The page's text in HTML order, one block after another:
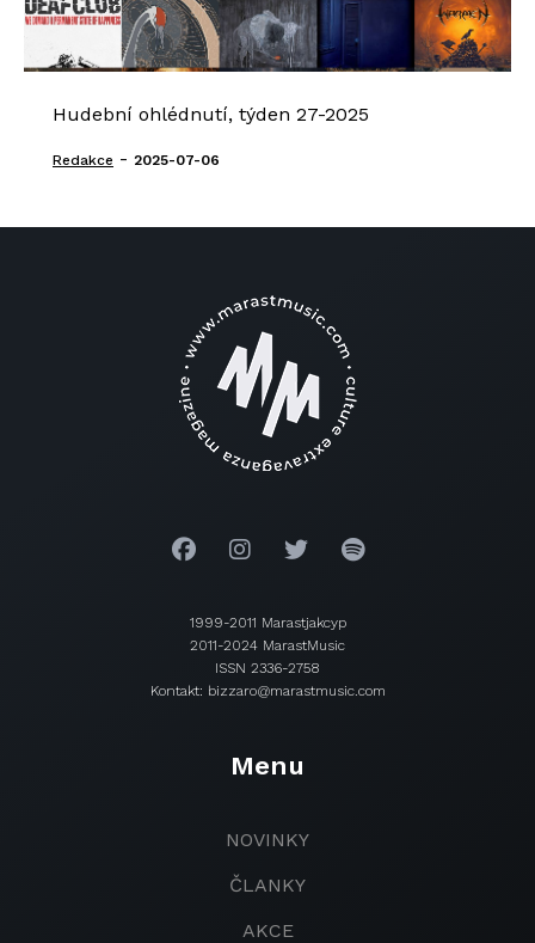
Hudební ohlédnutí, týden 27-2025
Redakce - 2025-07-06
1999-2011 Marastjakcyp
2011-2024 MarastMusic
ISSN 2336-2758
Kontakt: bizzaro@marastmusic.com
Menu
NOVINKY
ČLANKY
AKCE